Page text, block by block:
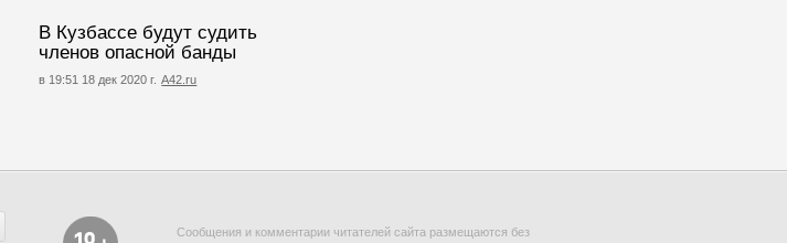
В Кузбассе будут судить
членов опасной банды
в 19:51 18 дек 2020 г. A42.ru
Сообщения и комментарии читателей сайта размещаются без